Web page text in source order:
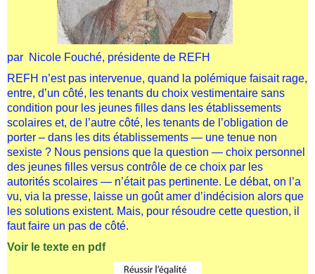
par Nicole Fouché, présidente de REFH
REFH n’est pas intervenue, quand la polémique faisait rage,
entre, d’un côté, les tenants du choix vestimentaire sans
condition pour les jeunes filles dans les établissements
scolaires et, de l’autre côté, les tenants de l’obligation de
porter – dans les dits établissements — une tenue non
sexiste ? Nous pensions que la question — choix personnel
des jeunes filles versus contrôle de ce choix par les
autorités scolaires — n’était pas pertinente. Le débat, on l’a
vu, via la presse, laisse un goût amer d’indécision alors que
les solutions existent. Mais, pour résoudre cette question, il
faut faire un pas de côté.
Voir le texte en pdf